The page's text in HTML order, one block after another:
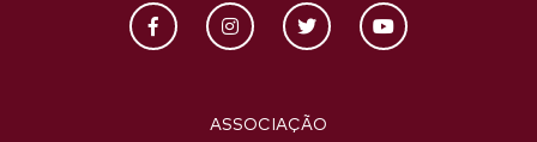
ASSOCIAÇÃO